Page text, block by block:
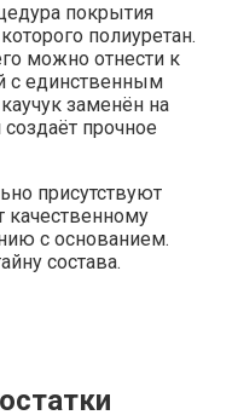
покрытия
полиуретан.
можно отнести к
с единственным
заменён на
прочное
присутствуют
качественному
с основанием.
состава.